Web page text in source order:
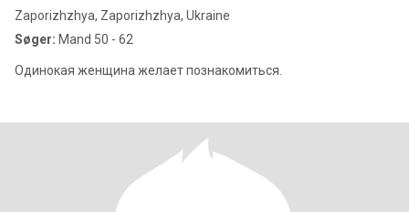
Zaporizhzhya, Zaporizhzhya, Ukraine
Søger: Mand 50 - 62
Одинокая женщина желает познакомиться.